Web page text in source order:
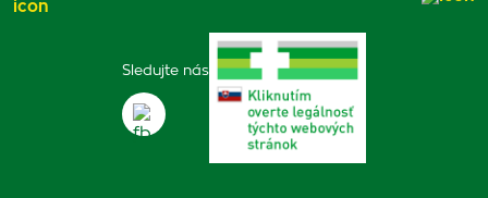
Sledujte nás